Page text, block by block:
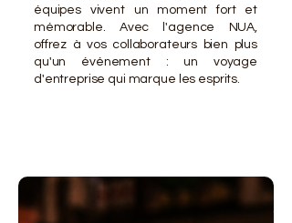
équipes vivent un moment fort et
mémorable. Avec l'agence NUA,
offrez à vos collaborateurs bien plus
qu'un événement : un voyage
d'entreprise qui marque les esprits.